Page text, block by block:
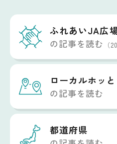
ふれあいJA広
の記事を読む （
ローカルホッと
の記事を読む
都道府県